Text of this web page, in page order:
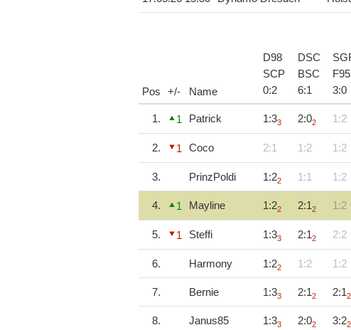
Pos +/- Name
D98
SCP
0:2
DSC
BSC
6:1
F95
3:0
1. 1 Patrick 1:33 2:02 1:2
2. 1 Coco 2:1 1:2 1:2
3. PrinzPoldi 1:22 1:1 1:2
4. 1 Mayline 1:22 2:12 1:2
5. 1 Steffi 1:33 2:12 2:2
6. Harmony 1:22 1:2 1:2
7. Bernie 1:33 2:12 2:12
8. Janus85 1:33 2:02 3:22